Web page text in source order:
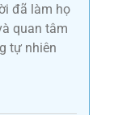
đã làm họ
quan tâm
tự nhiên